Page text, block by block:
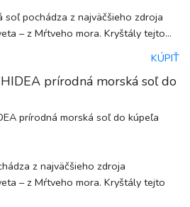
pochádza z najväčšieho zdroja
– z Mŕtveho mora. Kryštály tejto...
KÚPIŤ
prírodná morská soľ do
z najväčšieho zdroja
– z Mŕtveho mora. Kryštály tejto